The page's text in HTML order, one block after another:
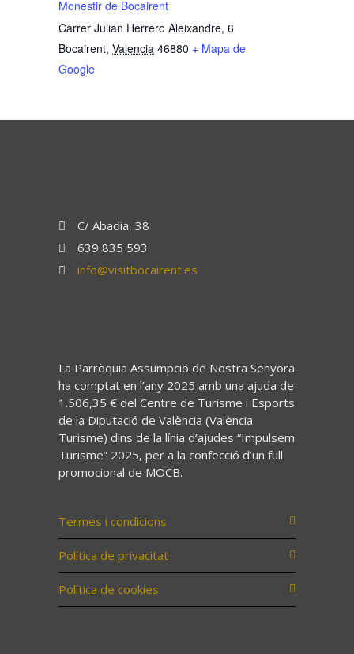
Monestir de Bocairent
Carrer Julian Herrero Aleixandre, 6
Bocairent, Valencia 46880 + Mapa de
Google
C/ Abadia, 38
639 835 593
info@visitbocairent.es
La Parròquia Assumpció de Nostra Senyora
ha comptat en l’any 2025 amb una ajuda de
1.506,35 € del Centre de Turisme i Esports
de la Diputació de València (València
Turisme) dins de la línia d’ajudes “Impulsem
Turisme” 2025, per a la confecció d’un full
promocional de MOCB.
Termes i condicions
Política de privacitat
Política de cookies